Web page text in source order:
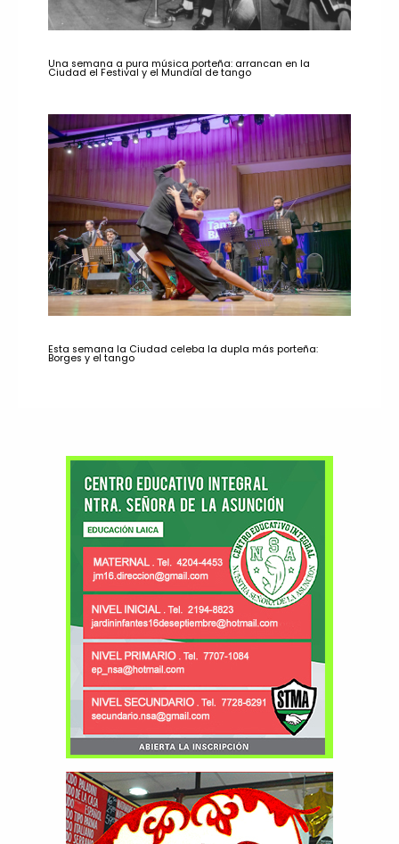
Una semana a pura música porteña: arrancan en la
Ciudad el Festival y el Mundial de tango
Esta semana la Ciudad celeba la dupla más porteña:
Borges y el tango